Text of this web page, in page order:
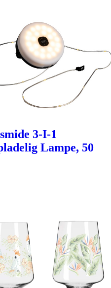
3-I-1
Lampe, 50